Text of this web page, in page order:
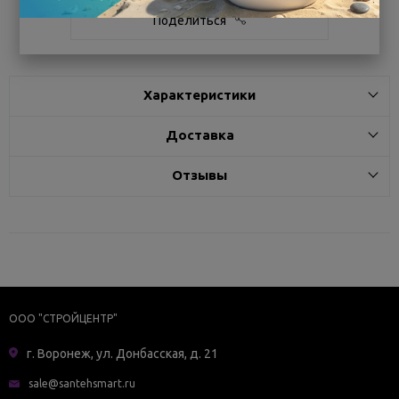
Поделиться
Характеристики
Доставка
Отзывы
ООО "СТРОЙЦЕНТР"
г. Воронеж, ул. Донбасская, д. 21
sale@santehsmart.ru